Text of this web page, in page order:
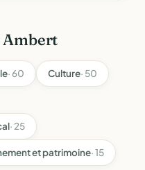
Ambert
· 60 Culture· 50
· 25
et patrimoine· 15